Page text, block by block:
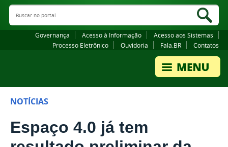
Canais
Buscar no portal
Governança Acesso à Informação
Acesso aos Sistemas
Processo Eletrônico
Ouvidoria Fala.BR Contatos
NOTÍCIAS
Espaço 4.0 já tem